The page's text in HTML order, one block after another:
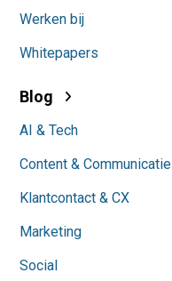
Werken bij
Whitepapers
Blog
AI & Tech
Content & Communicatie
Klantcontact & CX
Marketing
Social